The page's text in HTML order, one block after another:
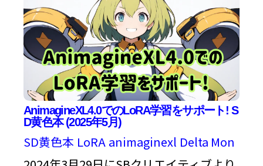
AnimagineXL4.0でのLoRA学習をサポート! S
D黄色本 (2025年5月)
SD黄色本 LoRA animaginexl Delta Mon